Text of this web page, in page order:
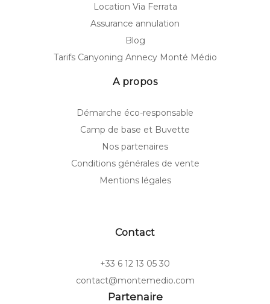
Location Via Ferrata
Assurance annulation
Blog
Tarifs Canyoning Annecy Monté Médio
A propos
Démarche éco-responsable
Camp de base et Buvette
Nos partenaires
Conditions générales de vente
Mentions légales
Contact
+33 6 12 13 05 30
contact@montemedio.com
Partenaire